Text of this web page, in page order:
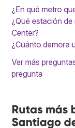
¿En qué metro
¿Qué estación
Center?
¿Cuánto demora
Ver más
pregunta
Rutas más
Santiago